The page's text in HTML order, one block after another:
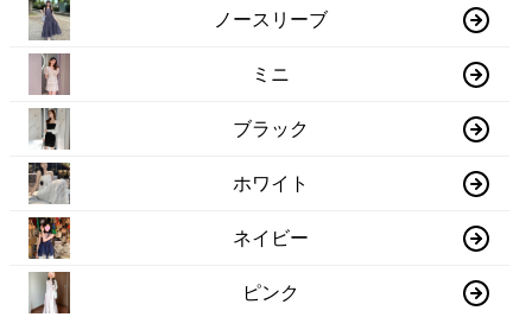
ノースリーブ
ミニ
ブラック
ホワイト
ネイビー
ピンク